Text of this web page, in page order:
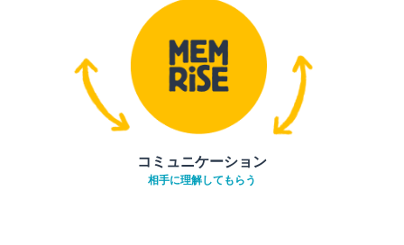
コミュニケーション
相手に理解してもらう